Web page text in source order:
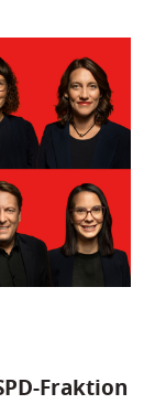
Fraktion